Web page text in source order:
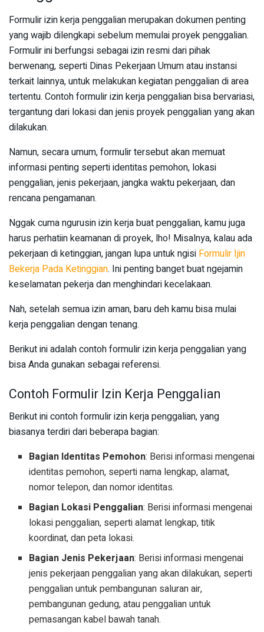
Formulir izin kerja penggalian merupakan dokumen penting
yang wajib dilengkapi sebelum memulai proyek penggalian.
Formulir ini berfungsi sebagai izin resmi dari pihak
berwenang, seperti Dinas Pekerjaan Umum atau instansi
terkait lainnya, untuk melakukan kegiatan penggalian di area
tertentu. Contoh formulir izin kerja penggalian bisa bervariasi,
tergantung dari lokasi dan jenis proyek penggalian yang akan
dilakukan.
Namun, secara umum, formulir tersebut akan memuat
informasi penting seperti identitas pemohon, lokasi
penggalian, jenis pekerjaan, jangka waktu pekerjaan, dan
rencana pengamanan.
Nggak cuma ngurusin izin kerja buat penggalian, kamu juga
harus perhatiin keamanan di proyek, lho! Misalnya, kalau ada
pekerjaan di ketinggian, jangan lupa untuk ngisi Formulir Ijin
Bekerja Pada Ketinggian. Ini penting banget buat ngejamin
keselamatan pekerja dan menghindari kecelakaan.
Nah, setelah semua izin aman, baru deh kamu bisa mulai
kerja penggalian dengan tenang.
Berikut ini adalah contoh formulir izin kerja penggalian yang
bisa Anda gunakan sebagai referensi.
Contoh Formulir Izin Kerja Penggalian
Berikut ini contoh formulir izin kerja penggalian, yang
biasanya terdiri dari beberapa bagian:
Bagian Identitas Pemohon: Berisi informasi mengenai
identitas pemohon, seperti nama lengkap, alamat,
nomor telepon, dan nomor identitas.
Bagian Lokasi Penggalian: Berisi informasi mengenai
lokasi penggalian, seperti alamat lengkap, titik
koordinat, dan peta lokasi.
Bagian Jenis Pekerjaan: Berisi informasi mengenai
jenis pekerjaan penggalian yang akan dilakukan, seperti
penggalian untuk pembangunan saluran air,
pembangunan gedung, atau penggalian untuk
pemasangan kabel bawah tanah.